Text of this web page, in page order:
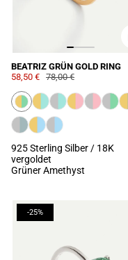
BEATRIZ GRÜN GOLD RING
58,50 € 78,00 €
925 Sterling Silber / 18K
vergoldet
Grüner Amethyst
-25%